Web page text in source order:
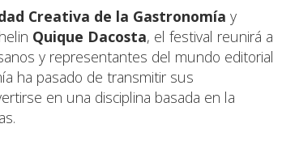
Creativa de la Gastronomía y
Quique Dacosta, el festival reunirá a
y representantes del mundo editorial
ha pasado de transmitir sus
en una disciplina basada en la